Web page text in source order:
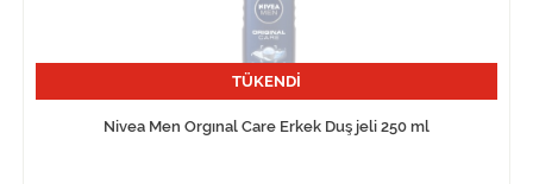
TÜKENDİ
Nivea Men Orgınal Care Erkek Duş jeli 250 ml